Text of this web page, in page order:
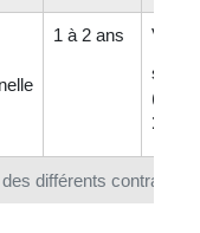
différents contrats
1 à 2 ans
selon
100 €